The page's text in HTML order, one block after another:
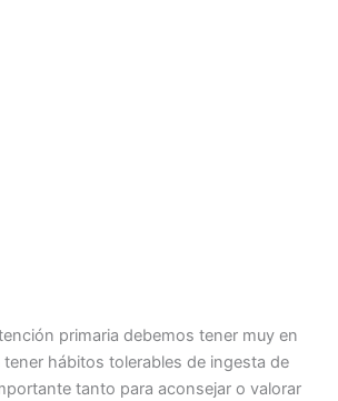
primaria debemos tener muy en
hábitos tolerables de ingesta de
tanto para aconsejar o valorar